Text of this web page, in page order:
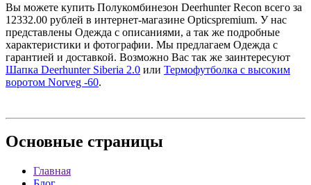
Вы можете купить Полукомбинезон Deerhunter Recon всего за
12332.00 рублей в интернет-магазине Opticspremium. У нас
представлены Одежда с описаниями, а так же подробные
характеристики и фотографии. Мы предлагаем Одежда с
гарантией и доставкой. Возможно Вас так же заинтересуют
Шапка Deerhunter Siberia 2.0 или Термофутболка с высоким
воротом Norveg -60.
Основные страницы
Главная